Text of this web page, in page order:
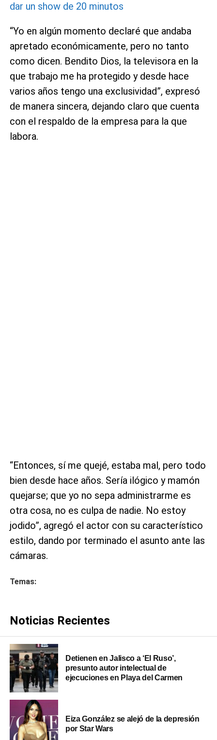
dar un show de 20 minutos
“Yo en algún momento declaré que andaba
apretado económicamente, pero no tanto
como dicen. Bendito Dios, la televisora en la
que trabajo me ha protegido y desde hace
varios años tengo una exclusividad”, expresó
de manera sincera, dejando claro que cuenta
con el respaldo de la empresa para la que
labora.
“Entonces, sí me quejé, estaba mal, pero todo
bien desde hace años. Sería ilógico y mamón
quejarse; que yo no sepa administrarme es
otra cosa, no es culpa de nadie. No estoy
jodido”, agregó el actor con su característico
estilo, dando por terminado el asunto ante las
cámaras.
Temas:
Noticias Recientes
Detienen en Jalisco a ‘El Ruso’,
presunto autor intelectual de
ejecuciones en Playa del Carmen
Eiza González se alejó de la depresión
por Star Wars